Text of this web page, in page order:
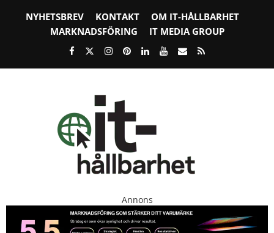
NYHETSBREV KONTAKT
OM IT-HÅLLBARHET
MARKNADSFÖRING
IT MEDIA GROUP
Annons